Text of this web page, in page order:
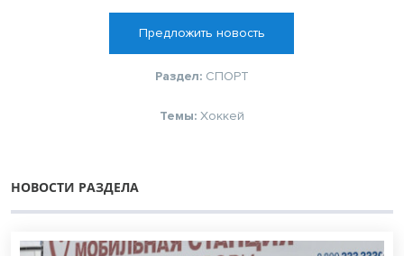
Предложить новость
Раздел: СПОРТ
Темы: Хоккей
НОВОСТИ РАЗДЕЛА